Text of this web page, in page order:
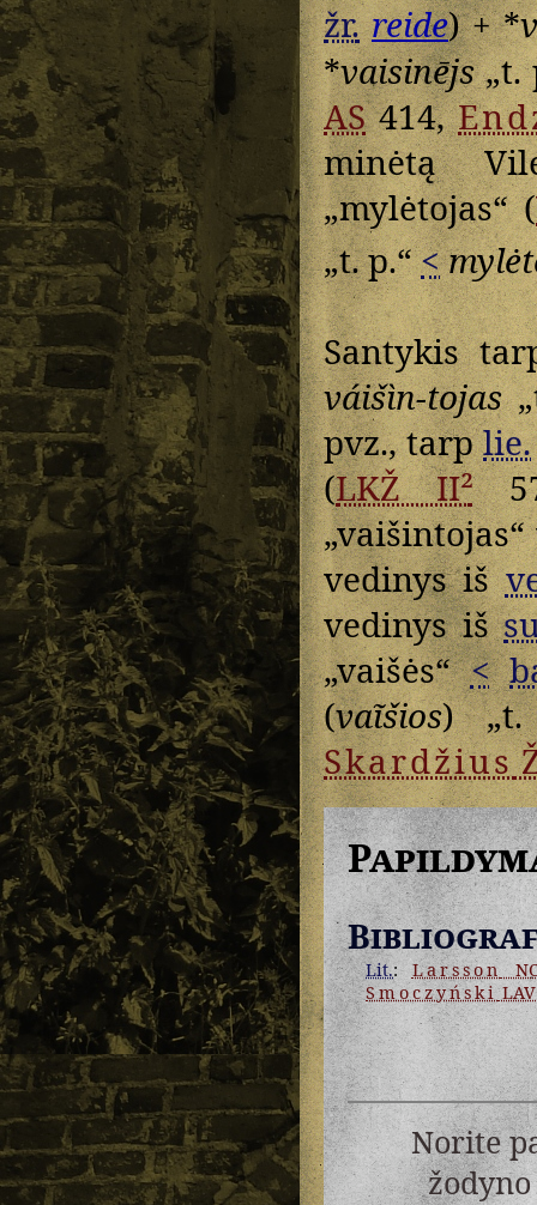
žr. reide) + *
*vaisinējs„t.
AS414,
minėtą
„mylėtojas“ (
„t. p.“<
Santykis
váišìn-tojas
pvz., tarplie.
(LKŽ II²
vedinys iš
vedinys iš
„vaišės“<
(vaĩšios)
Skardžius
Lit.: Larsson
SmoczyńskiLAV
Norite